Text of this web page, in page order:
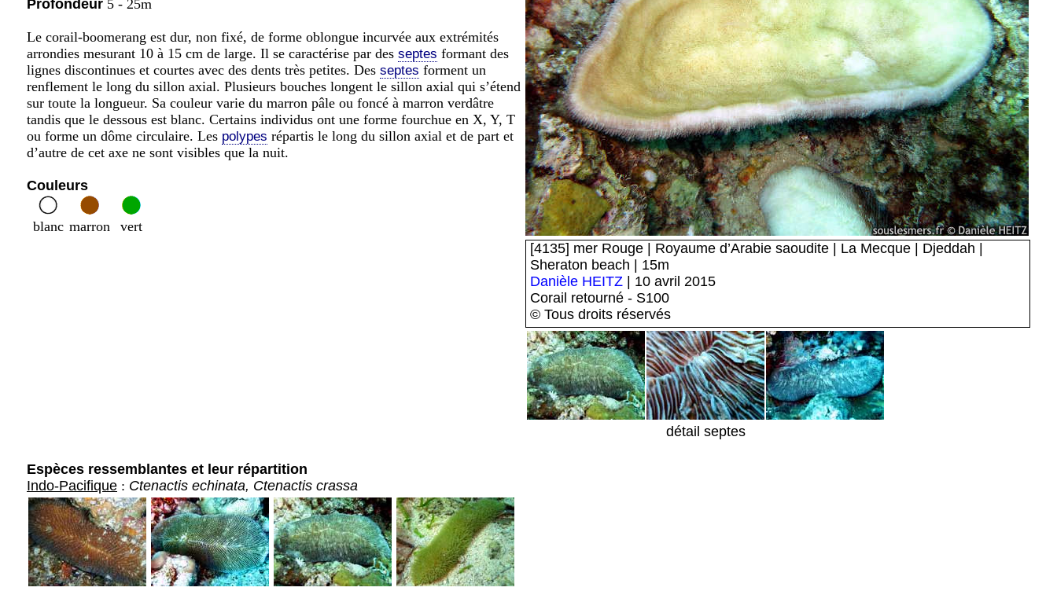
Profondeur 5 - 25m
Le corail-boomerang est dur, non fixé, de forme oblongue incurvée aux extrémités
arrondies mesurant 10 à 15 cm de large. Il se caractérise par des septes formant des
lignes discontinues et courtes avec des dents très petites. Des septes forment un
renflement le long du sillon axial. Plusieurs bouches longent le sillon axial qui s’étend
sur toute la longueur. Sa couleur varie du marron pâle ou foncé à marron verdâtre
tandis que le dessous est blanc. Certains individus ont une forme fourchue en X, Y, T
ou forme un dôme circulaire. Les polypes répartis le long du sillon axial et de part et
d’autre de cet axe ne sont visibles que la nuit.
Couleurs
blanc marron vert
[4135] mer Rouge | Royaume d’Arabie saoudite | La Mecque | Djeddah |
Sheraton beach | 15m
Danièle HEITZ | 10 avril 2015
Corail retourné - S100
© Tous droits réservés
détail septes
Espèces ressemblantes et leur répartition
Indo-Pacifique : Ctenactis echinata, Ctenactis crassa